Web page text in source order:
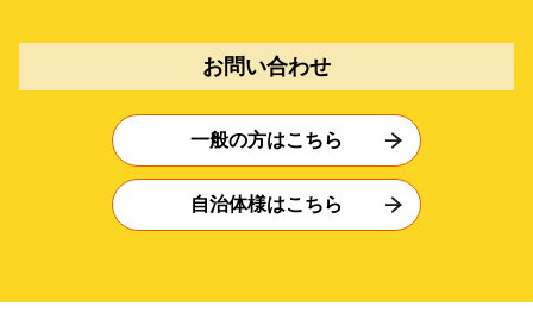
お問い合わせ
一般の方はこちら
自治体様はこちら